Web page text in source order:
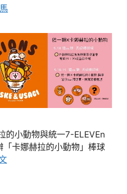
的小動物與統一7-ELEVEn
卡娜赫拉的小動物」棒球